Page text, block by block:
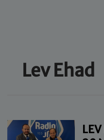
Lev Ehad